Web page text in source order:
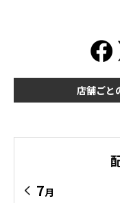
店舗ごと
7月